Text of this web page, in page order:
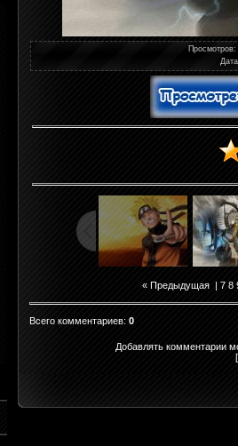
Просмотров:
Дата
« Предыдущая |7 8
Всего комментариев: 0
Добавлять комментарии